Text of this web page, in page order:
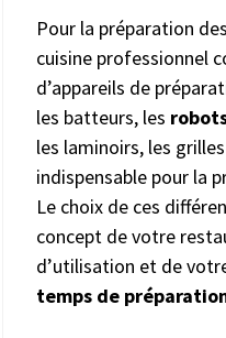
Pour la préparation
cuisine professionnel
d’appareils de
les batteurs, les
les laminoirs, les
indispensable pour la
Le choix de ces
concept de votre
d’utilisation et de
temps de